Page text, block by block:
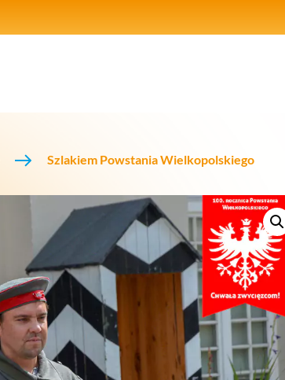
Szlakiem Powstania Wielkopolskiego